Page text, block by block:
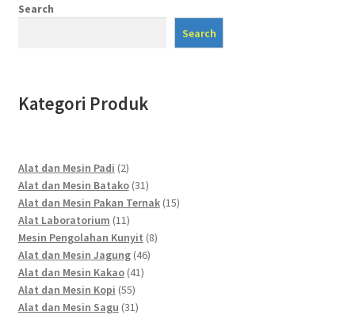
Search
Search
Kategori Produk
Alat dan Mesin Padi 22
products
Alat dan Mesin Batako 3131
products
Alat dan Mesin Pakan Ternak 1515
Alat Laboratorium 1111
products
Mesin Pengolahan Kunyit 88
Alat dan Mesin Jagung 4646
Alat dan Mesin Kakao 4141
Alat dan Mesin Kopi 5555
products
Alat dan Mesin Sagu 3131